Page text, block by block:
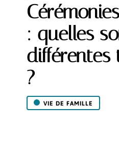
: quelles
différentes
?
VIE DE FAMILLE